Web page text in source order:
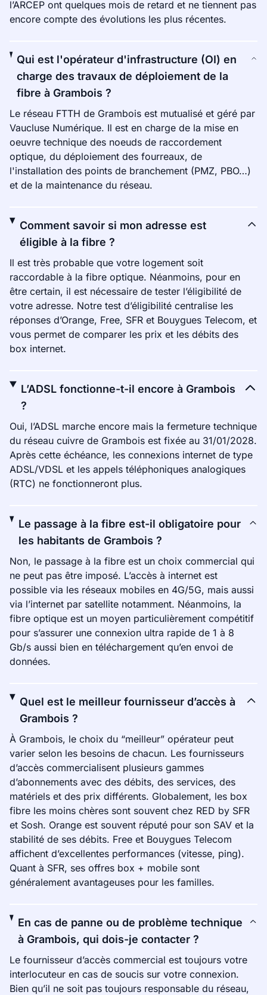
l’ARCEP ont quelques mois de retard et ne tiennent pas
encore compte des évolutions les plus récentes.
Qui est l'opérateur d'infrastructure (OI) en
charge des travaux de déploiement de la
fibre à Grambois ?
Le réseau FTTH de Grambois est mutualisé et géré par
Vaucluse Numérique. Il est en charge de la mise en
oeuvre technique des noeuds de raccordement
optique, du déploiement des fourreaux, de
l'installation des points de branchement (PMZ, PBO…)
et de la maintenance du réseau.
Comment savoir si mon adresse est
éligible à la fibre ?
Il est très probable que votre logement soit
raccordable à la fibre optique. Néanmoins, pour en
être certain, il est nécessaire de tester l’éligibilité de
votre adresse. Notre test d’éligibilité centralise les
réponses d’Orange, Free, SFR et Bouygues Telecom, et
vous permet de comparer les prix et les débits des
box internet.
L’ADSL fonctionne-t-il encore à Grambois
?
Oui, l’ADSL marche encore mais la fermeture technique
du réseau cuivre de Grambois est fixée au 31/01/2028.
Après cette échéance, les connexions internet de type
ADSL/VDSL et les appels téléphoniques analogiques
(RTC) ne fonctionneront plus.
Le passage à la fibre est-il obligatoire pour
les habitants de Grambois ?
Non, le passage à la fibre est un choix commercial qui
ne peut pas être imposé. L’accès à internet est
possible via les réseaux mobiles en 4G/5G, mais aussi
via l’internet par satellite notamment. Néanmoins, la
fibre optique est un moyen particulièrement compétitif
pour s’assurer une connexion ultra rapide de 1 à 8
Gb/s aussi bien en téléchargement qu’en envoi de
données.
Quel est le meilleur fournisseur d’accès à
Grambois ?
À Grambois, le choix du “meilleur” opérateur peut
varier selon les besoins de chacun. Les fournisseurs
d’accès commercialisent plusieurs gammes
d’abonnements avec des débits, des services, des
matériels et des prix différents. Globalement, les box
fibre les moins chères sont souvent chez RED by SFR
et Sosh. Orange est souvent réputé pour son SAV et la
stabilité de ses débits. Free et Bouygues Telecom
affichent d’excellentes performances (vitesse, ping).
Quant à SFR, ses offres box + mobile sont
généralement avantageuses pour les familles.
En cas de panne ou de problème technique
à Grambois, qui dois-je contacter ?
Le fournisseur d’accès commercial est toujours votre
interlocuteur en cas de soucis sur votre connexion.
Bien qu’il ne soit pas toujours responsable du réseau,